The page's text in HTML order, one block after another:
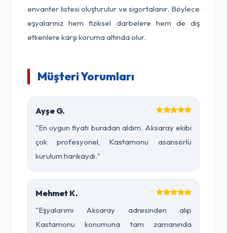
envanter listesi oluşturulur ve sigortalanır. Böylece
eşyalarınız hem fiziksel darbelere hem de dış
etkenlere karşı koruma altında olur.
Müşteri Yorumları
Ayşe G.
"En uygun fiyatı buradan aldım. Aksaray ekibi
çok profesyonel, Kastamonu asansörlü
kurulum harikaydı."
Mehmet K.
"Eşyalarımı Aksaray adresinden alıp
Kastamonu konumuna tam zamanında